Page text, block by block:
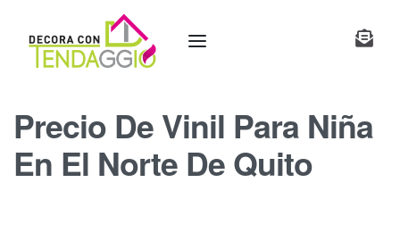
Precio De Vinil Para Niña
En El Norte De Quito